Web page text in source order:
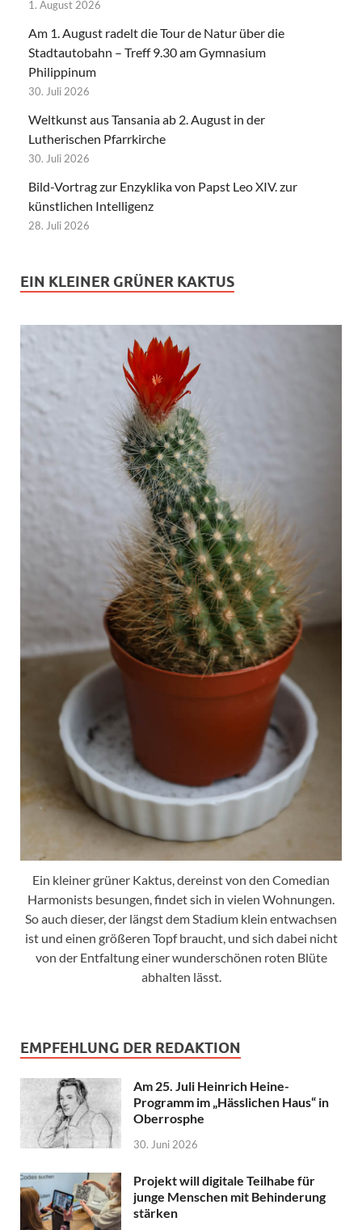
1. August 2026
Am 1. August radelt die Tour de Natur über die
Stadtautobahn – Treff 9.30 am Gymnasium
Philippinum
30. Juli 2026
Weltkunst aus Tansania ab 2. August in der
Lutherischen Pfarrkirche
30. Juli 2026
Bild-Vortrag zur Enzyklika von Papst Leo XIV. zur
künstlichen Intelligenz
28. Juli 2026
EIN KLEINER GRÜNER KAKTUS
Ein kleiner grüner Kaktus, dereinst von den Comedian
Harmonists besungen, findet sich in vielen Wohnungen.
So auch dieser, der längst dem Stadium klein entwachsen
ist und einen größeren Topf braucht, und sich dabei nicht
von der Entfaltung einer wunderschönen roten Blüte
abhalten lässt.
EMPFEHLUNG DER REDAKTION
Am 25. Juli Heinrich Heine-
Programm im „Hässlichen Haus“ in
Oberrosphe
30. Juni 2026
Projekt will digitale Teilhabe für
junge Menschen mit Behinderung
stärken